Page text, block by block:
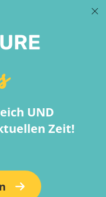
UND
Zeit!